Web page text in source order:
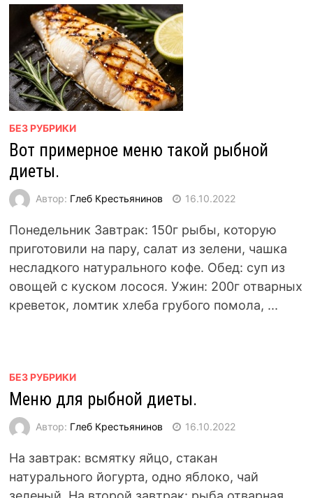
БЕЗ РУБРИКИ
Вот примерное меню такой рыбной
диеты.
Автор: Глеб Крестьянинов 16.10.2022
Понедельник Завтрак: 150г рыбы, которую
приготовили на пару, салат из зелени, чашка
несладкого натурального кофе. Обед: суп из
овощей с куском лосося. Ужин: 200г отварных
креветок, ломтик хлеба грубого помола, ...
БЕЗ РУБРИКИ
Меню для рыбной диеты.
Автор: Глеб Крестьянинов 16.10.2022
На завтрак: всмятку яйцо, стакан
натурального йогурта, одно яблоко, чай